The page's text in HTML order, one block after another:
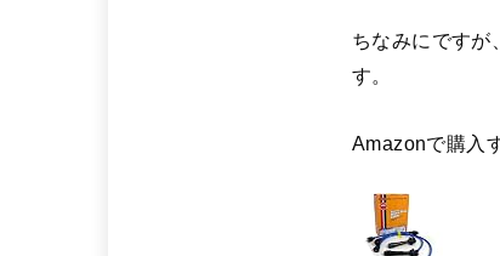
ちなみにですが
す。
Amazonで購入